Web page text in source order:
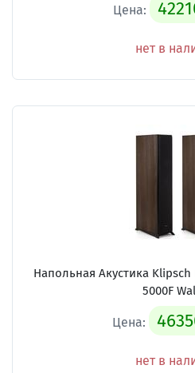
Цена:
нет в
Напольная Акустика
5000F
Цена:
нет в